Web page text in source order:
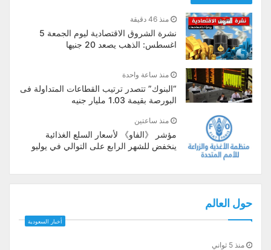
منذ 46 دقيقة
نشرة الشروق الاقتصادية ليوم الجمعة 5
اغسطس: الذهب يصعد 20 جنيها
منذ ساعة واحدة
“البنوك” تتصدر ترتيب القطاعات المتداولة فى
البورصة بقيمة 1.03 مليار جنيه
منذ ساعتين
مؤشر 《الفاو》 لأسعار السلع الغذائية
ينخفض للشهر الرابع على التوالي في يوليو
حول العالم
أخبار السعودية
منذ 5 ثواني